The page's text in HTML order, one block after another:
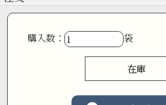
購入数： 袋
在庫